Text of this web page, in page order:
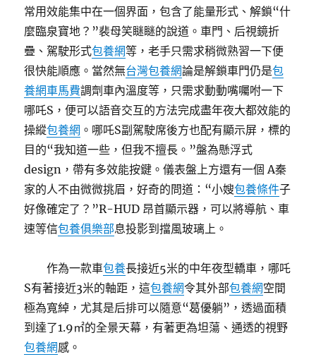
常用效能集中在一個界面，包含了能量形式、解鎖“什
麼臨泉寶地？”裴母笑瞇瞇的說道。車門、后視鏡折
疊、駕駛形式包養網等，老手只需求稍微熟習一下便
很快能順應。當然無台灣包養網論是解鎖車門仍是包
養網車馬費調劑車內溫度等，只需求動動嘴囑咐一下
哪吒S，便可以語音交互的方法完成盡年夜大都效能的
操縱包養網 。哪吒S副駕駛席後方也配有顯示屏，標的
目的“我知道一些，但我不擅長。”盤為懸浮式
design，帶有多效能按鍵。儀表盤上方還有一個 A秦
家的人不由微微挑眉，好奇的問道：“小嫂包養條件子
好像確定了？”R-HUD 昂首顯示器，可以將導航、車
速等信包養俱樂部息投影到擋風玻璃上。
作為一款車包養長接近5米的中年夜型轎車，哪吒
S有著接近3米的軸距，這包養網令其外部包養網空間
極為寬綽，尤其是后排可以隨意“葛優躺”，透過面積
到達了1.9㎡的全景天幕，有著更為坦蕩、通透的視野
包養網感。